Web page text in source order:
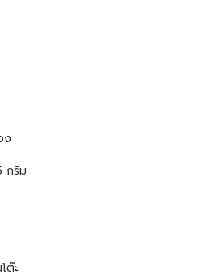
ง
กรัม
ต๊ะ